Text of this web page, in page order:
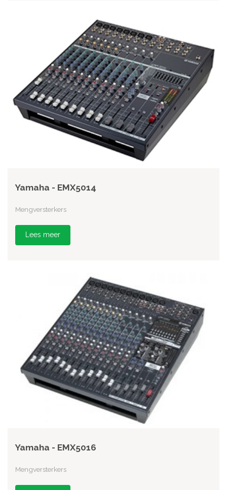
Yamaha - EMX5014
Mengversterkers
Lees meer
Yamaha - EMX5016
Mengversterkers